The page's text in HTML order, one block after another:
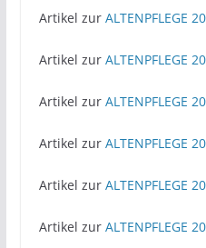
Artikel zur ALTENPFLEGE
Artikel zur ALTENPFLEGE
Artikel zur ALTENPFLEGE
Artikel zur ALTENPFLEGE
Artikel zur ALTENPFLEGE
Artikel zur ALTENPFLEGE